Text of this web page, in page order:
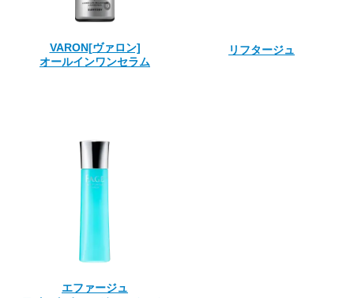
VARON[ヴァロン]
オールインワンセラム
リフタージュ
エファージュ